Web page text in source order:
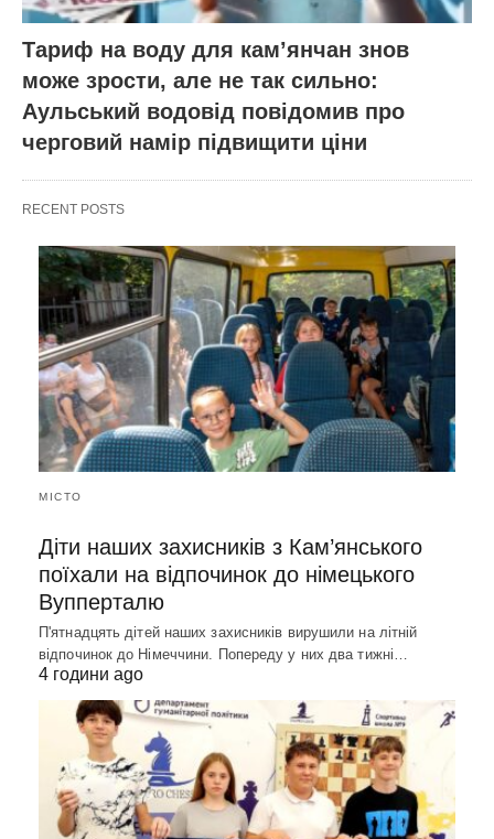
Тариф на воду для кам’янчан знов
може зрости, але не так сильно:
Аульський водовід повідомив про
черговий намір підвищити ціни
RECENT POSTS
МІСТО
Діти наших захисників з Кам’янського
поїхали на відпочинок до німецького
Вупперталю
П'ятнадцять дітей наших захисників вирушили на літній
відпочинок до Німеччини. Попереду у них два тижні…
4 години ago